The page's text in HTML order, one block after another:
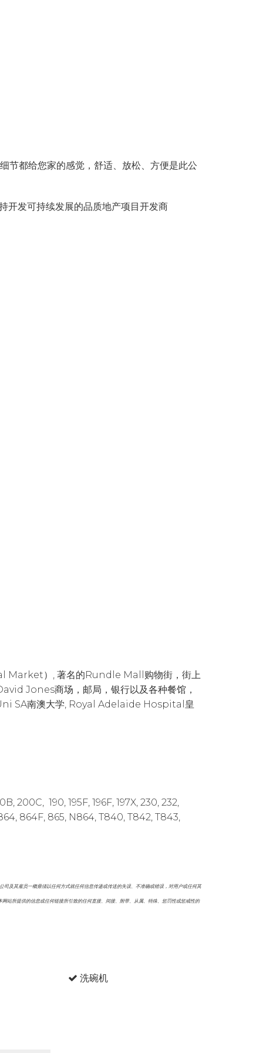
节都给您家的感觉，舒适、放松、方便是此公
发可持续发展的品质地产项目开发商
Market）, 著名的Rundle Mall购物街，街上
Jones商场，邮局，银行以及各种餐馆，
SA南澳大学, Royal Adelaide Hospital皇
200C, 190, 195F, 196F, 197X, 230, 232,
864F, 865, N864, T840, T842, T843,
及其雇员一概毋须以任何方式就任何信息传递或传送的失误、不准确或错误，对用户或任何其
站所提供的信息或任何链接所引致的任何直接、间接、附带、从属、特殊、惩罚性或惩戒性的
洗碗机